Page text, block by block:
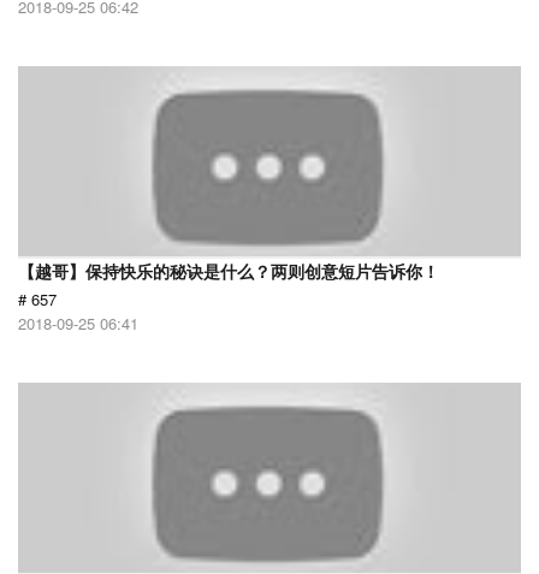
2018-09-25 06:42
【越哥】保持快乐的秘诀是什么？两则创意短片告诉你！
# 657
2018-09-25 06:41